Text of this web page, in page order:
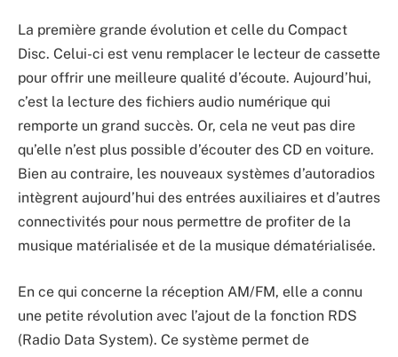
La première grande évolution et celle du Compact
Disc. Celui-ci est venu remplacer le lecteur de cassette
pour offrir une meilleure qualité d’écoute. Aujourd’hui,
c’est la lecture des fichiers audio numérique qui
remporte un grand succès. Or, cela ne veut pas dire
qu’elle n’est plus possible d’écouter des CD en voiture.
Bien au contraire, les nouveaux systèmes d’autoradios
intègrent aujourd’hui des entrées auxiliaires et d’autres
connectivités pour nous permettre de profiter de la
musique matérialisée et de la musique dématérialisée.
En ce qui concerne la réception AM/FM, elle a connu
une petite révolution avec l’ajout de la fonction RDS
(Radio Data System). Ce système permet de